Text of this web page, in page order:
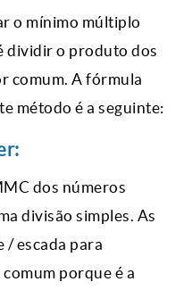
o mínimo múltiplo
dividir o produto dos
comum. A fórmula
método é a seguinte:
dos números
divisão simples. As
/ escada para
porque é a